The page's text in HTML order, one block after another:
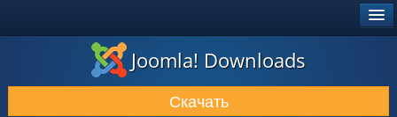
ЗАГРУЗКИ И РАСШИРЕНИЯ
Joomla! Downloads
Скачать